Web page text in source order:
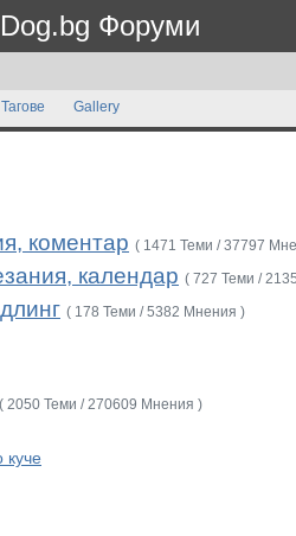
Форуми
Тагове Gallery
коментар ( 1471 Теми / 37797
календар ( 727 Теми /
( 178 Теми / 5382 Мнения )
( 2050 Теми / 270609 Мнения )
куче